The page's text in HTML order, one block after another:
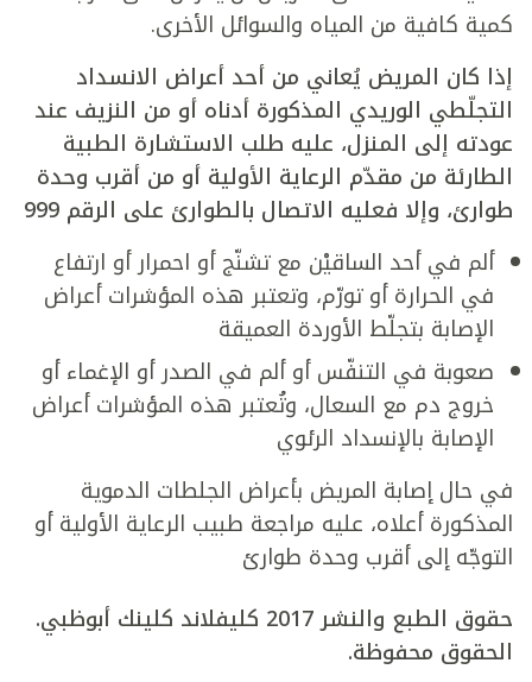
كمية كافية من المياه والسوائل الأخرى.
إذا كان المريض يُعاني من أحد أعراض الانسداد
التجلّطي الوريدي المذكورة أدناه أو من النزيف عند
عودته إلى المنزل، عليه طلب الاستشارة الطبية
الطارئة من مقدّم الرعاية الأولية أو من أقرب وحدة
طوارئ، وإلا فعليه الاتصال بالطوارئ على الرقم 999
ألم في أحد الساقيْن مع تشنّج أو احمرار أو ارتفاع
في الحرارة أو تورّم، وتعتبر هذه المؤشرات أعراض
الإصابة بتجلّط الأوردة العميقة
صعوبة في التنفّس أو ألم في الصدر أو الإغماء أو
خروج دم مع السعال، وتُعتبر هذه المؤشرات أعراض
الإصابة بالإنسداد الرئوي
في حال إصابة المريض بأعراض الجلطات الدموية
المذكورة أعلاه، عليه مراجعة طبيب الرعاية الأولية أو
التوجّه إلى أقرب وحدة طوارئ
حقوق الطبع والنشر 2017 كليفلاند كلينك أبوظبي.
الحقوق محفوظة.